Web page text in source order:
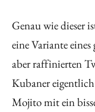
Genau wie dieser
eine Variante
aber raffinierten
Kubaner
Mojito mit ein